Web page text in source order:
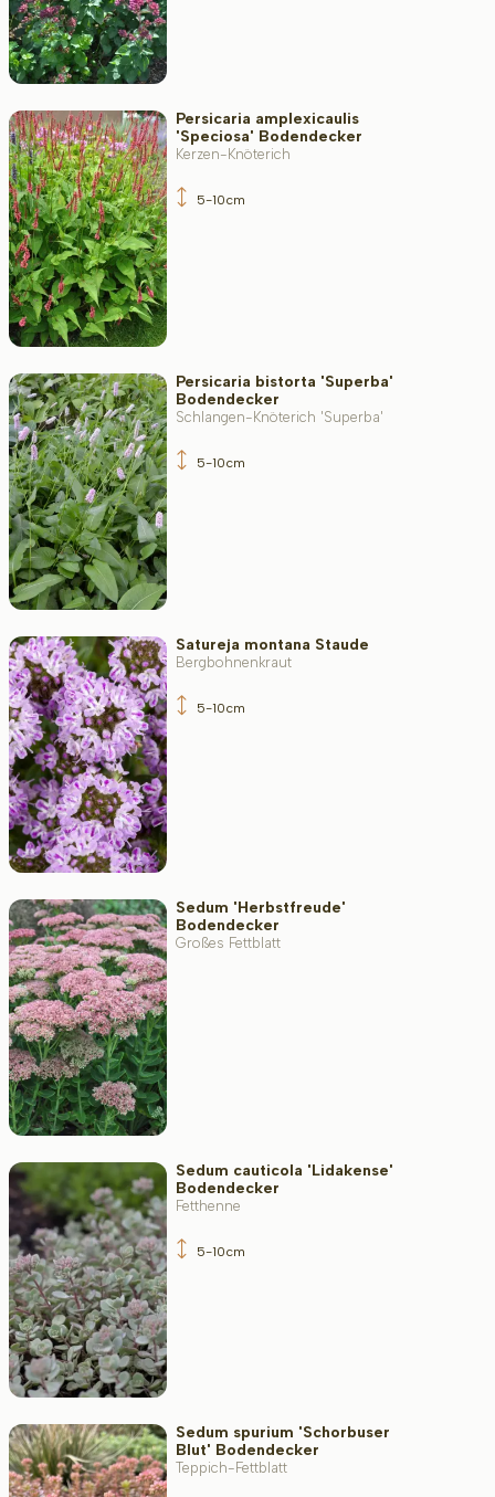
Persicaria amplexicaulis
'Speciosa' Bodendecker
Kerzen-Knöterich
5-10cm
Persicaria bistorta 'Superba'
Bodendecker
Schlangen-Knöterich 'Superba'
5-10cm
Satureja montana Staude
Bergbohnenkraut
5-10cm
Sedum 'Herbstfreude'
Bodendecker
Großes Fettblatt
Sedum cauticola 'Lidakense'
Bodendecker
Fetthenne
5-10cm
Sedum spurium 'Schorbuser
Blut' Bodendecker
Teppich-Fettblatt